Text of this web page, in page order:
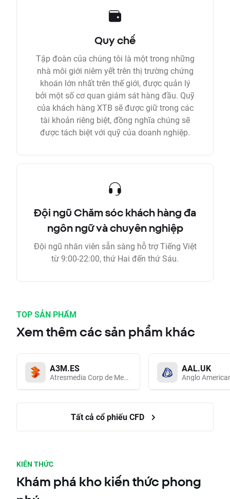
Quy chế
Tập đoàn của chúng tôi là một trong những
nhà môi giới niêm yết trên thị trường chứng
khoán lớn nhất trên thế giới, được quản lý
bởi một số cơ quan giám sát hàng đầu. Quỹ
của khách hàng XTB sẽ được giữ trong các
tài khoản riêng biệt, đồng nghĩa chúng sẽ
được tách biệt với quỹ của doanh nghiệp.
Đội ngũ Chăm sóc khách hàng đa
ngôn ngữ và chuyên nghiệp
Đội ngũ nhân viên sẵn sàng hỗ trợ Tiếng Việt
từ 9:00-22:00, thứ Hai đến thứ Sáu.
TOP SẢN PHẨM
Xem thêm các sản phẩm khác
A3M.ES
Atresmedia Corp de Medios de Comunicacion SA
AAL.UK
Anglo
Tất cả cổ phiếu CFD
KIẾN THỨC
Khám phá kho kiến thức phong